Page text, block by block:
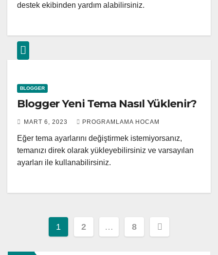
destek ekibinden yardım alabilirsiniz.
BLOGGER
Blogger Yeni Tema Nasıl Yüklenir?
MART 6, 2023 PROGRAMLAMA HOCAM
Eğer tema ayarlarını değiştirmek istemiyorsanız,
temanızı direk olarak yükleyebilirsiniz ve varsayılan
ayarları ile kullanabilirsiniz.
Posts
1 2 … 8